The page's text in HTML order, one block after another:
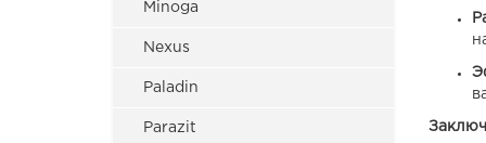
Minoga
Nexus
Paladin
Parazit